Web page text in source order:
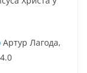
Артур Лагода,